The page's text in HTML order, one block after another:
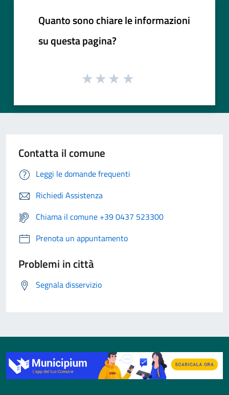
Quanto sono chiare le informazioni
su questa pagina?
Contatta il comune
Leggi le domande frequenti
Richiedi Assistenza
Chiama il comune +39 0437 523300
Prenota un appuntamento
Problemi in città
Segnala disservizio